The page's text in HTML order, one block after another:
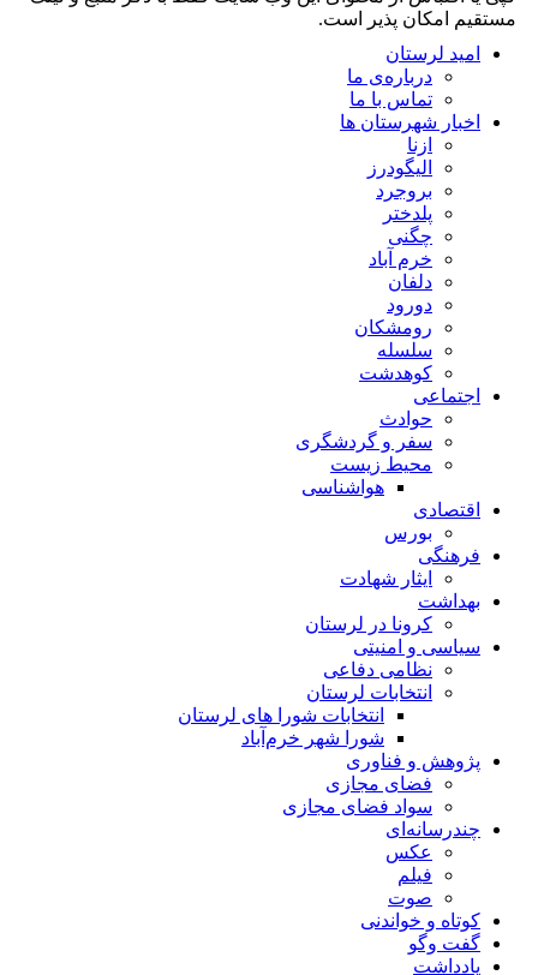
مستقیم امکان پذیر است.
امید لرستان
درباره‌ی ما
تماس با ما
اخبار شهرستان ها
ازنا
الیگودرز
بروجرد
پلدختر
چگنی
خرم آباد
دلفان
دورود
رومشکان
سلسله
کوهدشت
اجتماعی
حوادث
سفر و گردشگری
محیط زیست
هواشناسی
اقتصادی
بورس
فرهنگی
ایثار شهادت
بهداشت
کرونا در لرستان
سیاسی و امنیتی
نظامی دفاعی
انتخابات لرستان
انتخابات شورا های لرستان
شورا شهر خرم‌آباد
پژوهش و فناوری
فضای مجازی
سواد فضای مجازی
چندرسانه‌ای
عكس
فیلم
صوت
کوتاه و خواندنی
گفت وگو
یادداشت